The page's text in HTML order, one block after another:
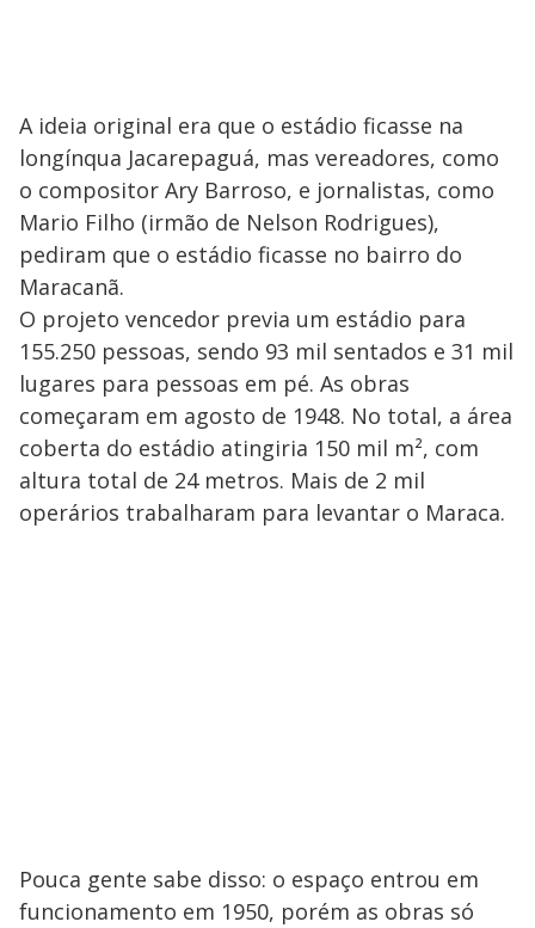
A ideia original era que o estádio ficasse na
longínqua Jacarepaguá, mas vereadores, como
o compositor Ary Barroso, e jornalistas, como
Mario Filho (irmão de Nelson Rodrigues),
pediram que o estádio ficasse no bairro do
Maracanã.
O projeto vencedor previa um estádio para
155.250 pessoas, sendo 93 mil sentados e 31 mil
lugares para pessoas em pé. As obras
começaram em agosto de 1948. No total, a área
coberta do estádio atingiria 150 mil m², com
altura total de 24 metros. Mais de 2 mil
operários trabalharam para levantar o Maraca.
Pouca gente sabe disso: o espaço entrou em
funcionamento em 1950, porém as obras só